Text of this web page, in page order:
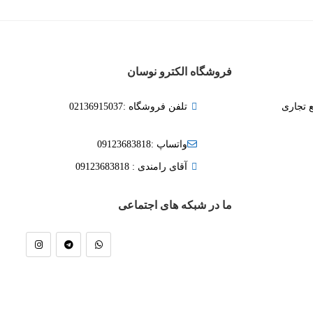
تجاری
فروشگاه الکترو نوسان
تلفن فروشگاه :02136915037
واتساپ :09123683818
آقای رامندی : 09123683818
ما در شبکه های اجتماعی